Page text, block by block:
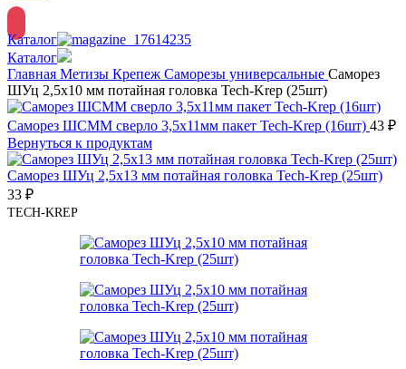
Каталог
Каталог
Главная Метизы Крепеж Саморезы универсальные Саморез
ШУц 2,5х10 мм потайная головка Tech-Krep (25шт)
Саморез ШСММ сверло 3,5х11мм пакет Tech-Krep (16шт) 43 ₽
Вернуться к продуктам
Саморез ШУц 2,5х13 мм потайная головка Tech-Krep (25шт)
33 ₽
TECH-KREP